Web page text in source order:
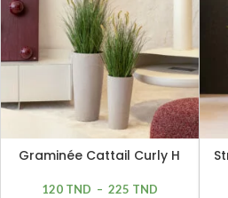
Graminée Cattail Curly H
120 TND – 225 TND